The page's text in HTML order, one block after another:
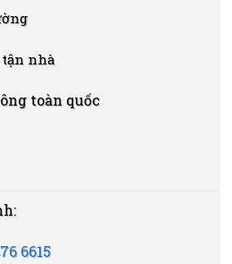
nhà
toàn quốc
6615